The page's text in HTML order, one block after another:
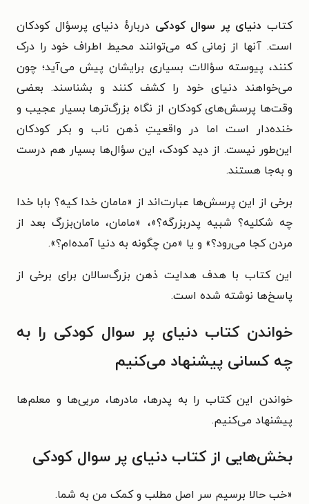
کتاب دنیای پر سوال کودکی دربارهٔ دنیای پرسؤال کودکان
است. آنها از زمانی که می‌توانند محیط اطراف خود را درک
کنند، پیوسته سؤالات بسیاری برایشان پیش می‌آید؛ چون
می‌خواهند دنیای خود را کشف کنند و بشناسند. بعضی
وقت‌ها پرسش‌های کودکان از نگاه بزرگ‌ترها بسیار عجیب و
خنده‌دار است اما در واقعیتِ ذهن ناب و بکر کودکان
این‌طور نیست. از دید کودک، این سؤال‌ها بسیار هم درست
و به‌جا هستند.
برخی از این پرسش‌ها عبارت‌اند از «مامان خدا کیه؟ بابا خدا
چه شکلیه؟ شبیه پدربزرگه؟»، «مامان، مامان‌بزرگ بعد از
مردن کجا می‌رود؟» و یا «من چگونه به دنیا آمده‌ام؟».
این کتاب با هدفهدایت ذهن بزرگ‌سالان برای برخی از
پاسخ‌ها نوشته شده است.
خواندن کتاب دنیای پر سوال کودکی را به
چه کسانی پیشنهاد می‌کنیم
خواندن این کتاب را به پدرها، مادرها، مربی‌ها و معلم‌ها
پیشنهاد می‌کنیم.
بخش‌هایی از کتاب دنیای پر سوال کودکی
«خب حالا برسیم سر اصل مطلب و کمک من به شما.